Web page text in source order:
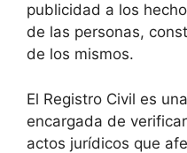
publicidad a los
de las personas,
de los mismos.
El Registro Civil es
encargada de
actos jurídicos que